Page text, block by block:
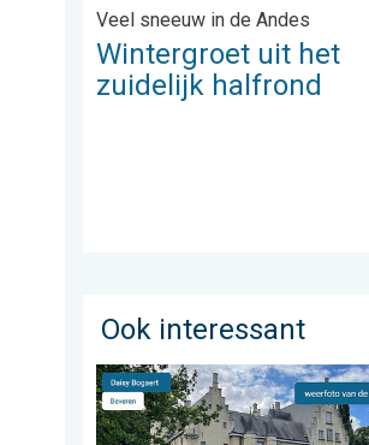
Veel sneeuw in de Andes
Wintergroet uit het
zuidelijk halfrond
Ook interessant
De weerfoto van de week.